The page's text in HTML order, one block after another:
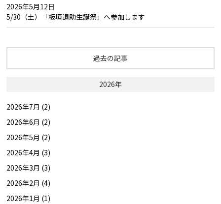
2026年5月12日
5/30（土）「板垣退助生誕祭」へ参加します
過去の記事
2026年
2026年7月 (2)
2026年6月 (2)
2026年5月 (2)
2026年4月 (3)
2026年3月 (3)
2026年2月 (4)
2026年1月 (1)